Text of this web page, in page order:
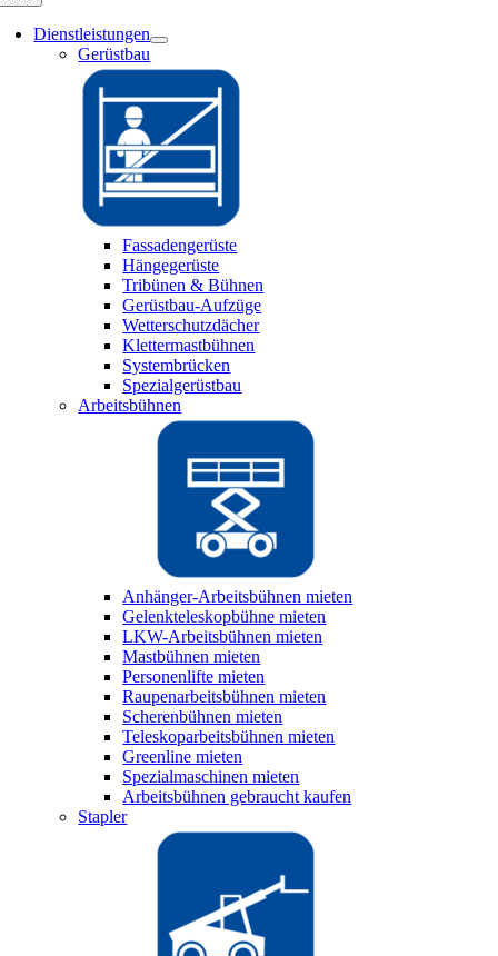
Dienstleistungen
Gerüstbau
Fassadengerüste
Hängegerüste
Tribünen & Bühnen
Gerüstbau-Aufzüge
Wetterschutzdächer
Klettermastbühnen
Systembrücken
Spezialgerüstbau
Arbeitsbühnen
Anhänger-Arbeitsbühnen mieten
Gelenkteleskopbühne mieten
LKW-Arbeitsbühnen mieten
Mastbühnen mieten
Personenlifte mieten
Raupenarbeitsbühnen mieten
Scherenbühnen mieten
Teleskoparbeitsbühnen mieten
Greenline mieten
Spezialmaschinen mieten
Arbeitsbühnen gebraucht kaufen
Stapler